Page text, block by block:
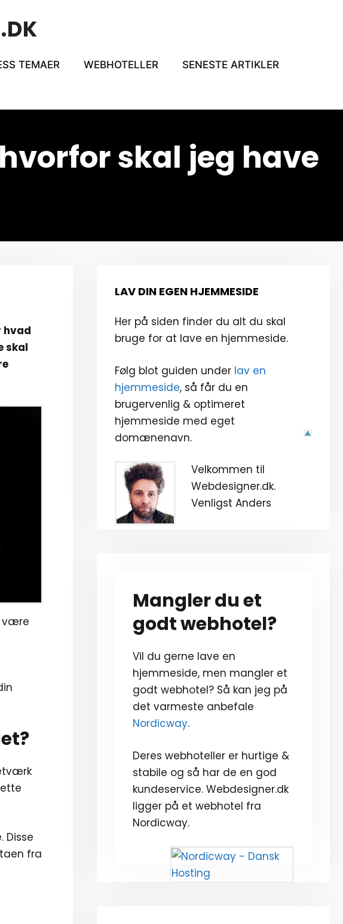
TEMAER WEBHOTELLER SENESTE ARTIKLER
skal jeg have
hvad
skal
være
Disse
fra
LAV DIN EGEN HJEMMESIDE
Her på siden finder du alt du skal
bruge for at lave en hjemmeside.
Følg blot guiden under lav en
hjemmeside, så får du en
brugervenlig & optimeret
hjemmeside med eget
domænenavn.
Velkommen til
Webdesigner.dk.
Venligst Anders
Mangler du et
godt webhotel?
Vil du gerne lave en
hjemmeside, men mangler et
godt webhotel? Så kan jeg på
det varmeste anbefale
Nordicway.
Deres webhoteller er hurtige &
stabile og så har de en god
kundeservice. Webdesigner.dk
ligger på et webhotel fra
Nordicway.